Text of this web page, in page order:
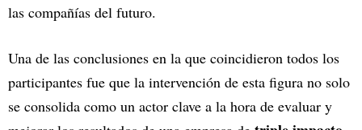
las compañías del futuro.
Una de las conclusiones en la que coincidieron todos los
participantes fue que la intervención de esta figura no solo
se consolida como un actor clave a la hora de evaluar y